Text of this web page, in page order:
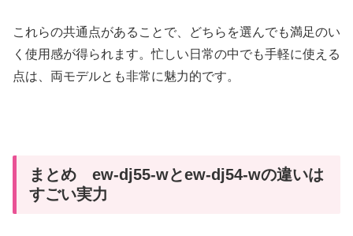
これらの共通点があることで、どちらを選んでも満足のい
く使用感が得られます。忙しい日常の中でも手軽に使える
点は、両モデルとも非常に魅力的です。
まとめ ew-dj55-wとew-dj54-wの違いは
すごい実力